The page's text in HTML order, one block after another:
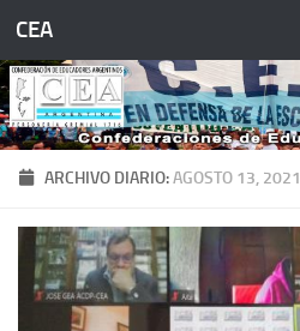
Saltar al contenido
CEA
ARCHIVO DIARIO:AGOSTO 13, 2021